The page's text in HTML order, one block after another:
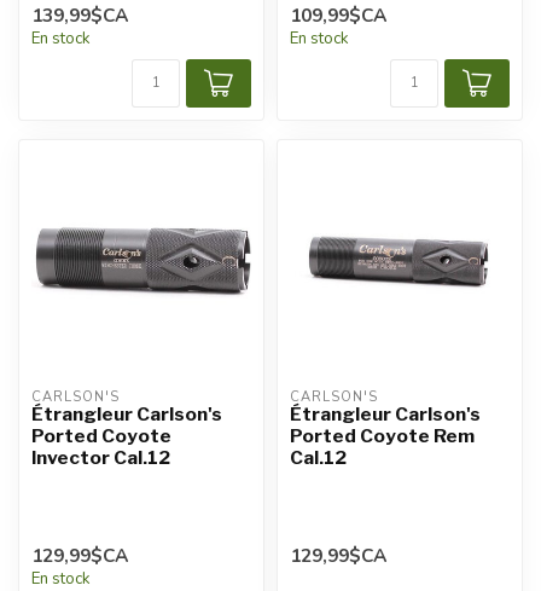
139,99$CA
En stock
109,99$CA
En stock
CARLSON'S
Étrangleur Carlson's
Ported Coyote
Invector Cal.12
129,99$CA
En stock
CARLSON'S
Étrangleur Carlson's
Ported Coyote Rem
Cal.12
129,99$CA